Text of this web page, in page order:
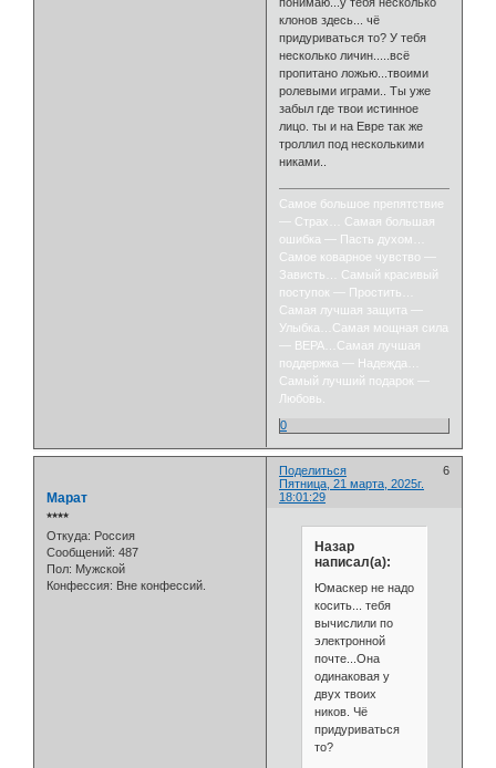
клонов здесь... чё
придуриваться то? У тебя
несколько личин.....всё
пропитано ложью...твоими
ролевыми играми.. Ты уже
забыл где твои истинное
лицо. ты и на Евре так же
троллил под несколькими
никами..
Самое большое препятствие
— Страх… Самая большая
ошибка — Пасть духом…
Самое коварное чувство —
Зависть… Самый красивый
поступок — Простить…
Самая лучшая защита —
Улыбка…Самая мощная сила
— ВЕРА…Самая лучшая
поддержка — Надежда…
Самый лучший подарок —
Любовь.
0
Поделиться
6
Пятница, 21 марта, 2025г.
18:01:29
Марат
⭒⭒⭒⭒
Откуда: Россия
Сообщений: 487
Пол: Мужской
Конфессия: Вне конфессий.
Назар
написал(а):
Юмаскер не надо
косить... тебя
вычислили по
электронной
почте...Она
одинаковая у
двух твоих
ников. Чё
придуриваться
то?